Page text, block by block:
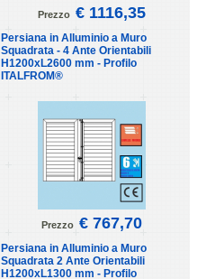
Prezzo € 1116,35
Persiana in Alluminio a Muro
Squadrata - 4 Ante Orientabili
H1200xL2600 mm - Profilo
ITALFROM®
Prezzo € 767,70
Persiana in Alluminio a Muro
Squadrata 2 Ante Orientabili
H1200xL1300 mm - Profilo